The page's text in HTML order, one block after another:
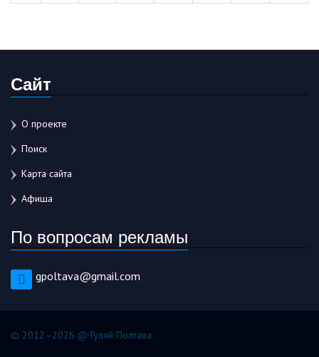
Сайт
О проекте
Поиск
Карта сайта
Афиша
По вопросам рекламы
gpoltava@gmail.com
© 2012–2026 @ Гуляй Полтава